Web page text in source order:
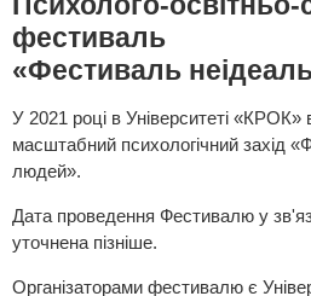
фестиваль
«Фестиваль
У 2021 році в Університеті «КРОК»
масштабний психологічний захід
людей».
Дата проведення Фестивалю у
уточнена пізніше.
Організаторами фестивалю є